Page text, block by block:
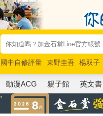
國中自修評量 東野圭吾 楊双子
唯紅花綻放
奧德賽 路邊攤新作
動漫ACG 親子館 英文書